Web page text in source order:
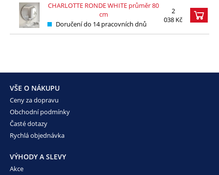
CHARLOTTE RONDE WHITE průměr 80
cm
Doručení do 14 pracovních dnů
2
038 Kč
VŠE O NÁKUPU
Ceny za dopravu
Obchodní podmínky
Časté dotazy
Rychlá objednávka
VÝHODY A SLEVY
Akce